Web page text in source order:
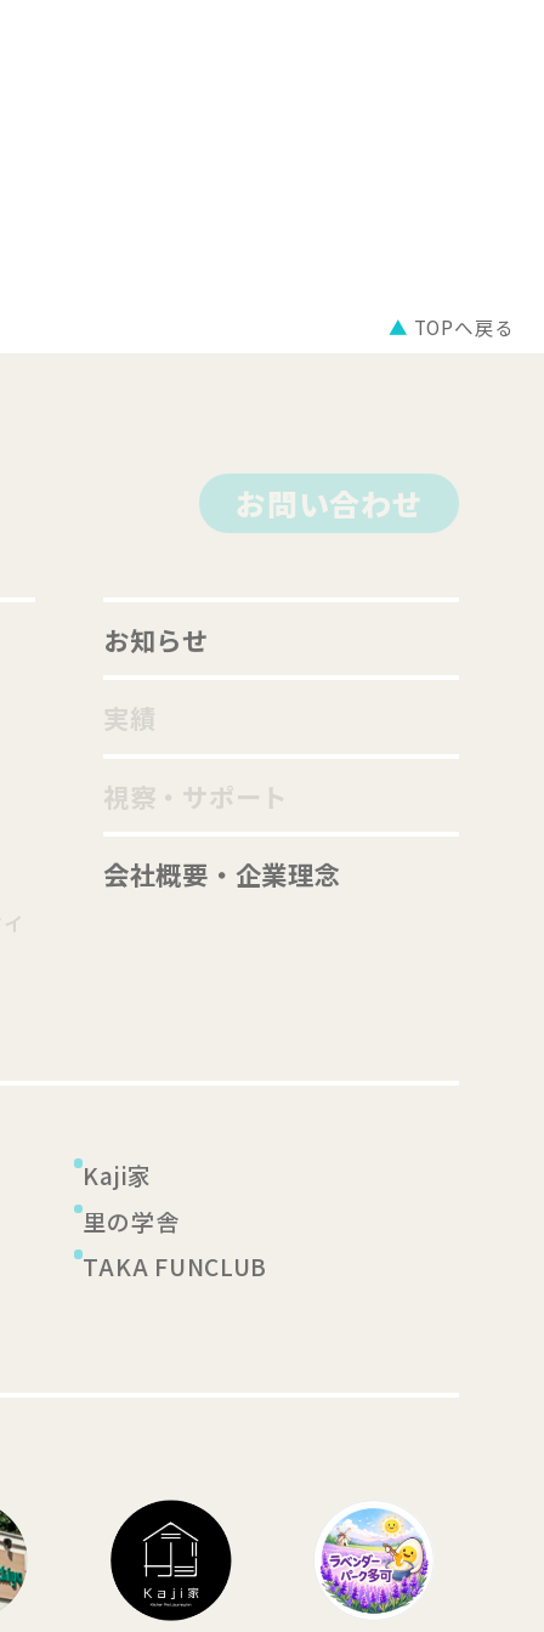
▲ TOPへ戻る
お問い合わせ
お知らせ
実績
視察・サポート
会社概要・企業理念
Kaji家
里の学舎
TAKA FUNCLUB